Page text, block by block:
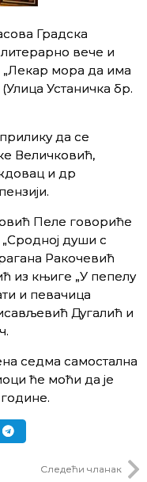
Градска
вече и
мора да има
Устаничка бр.
да се
Величковић,
и др
Пеле говориће
души с
Ракочевић
из књиге „У пепелу
и певачица
Дугалић и
седма самостална
ће моћи да је
Следећи чланак